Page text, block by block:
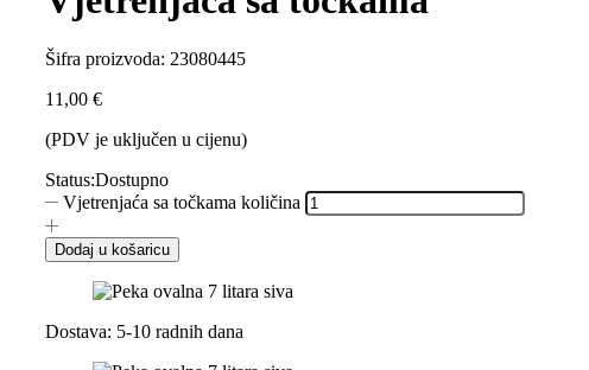
Šifra proizvoda: 23080445
11,00 €
(PDV je uključen u cijenu)
Status:Dostupno
Vjetrenjaća sa točkama količina
Dodaj u košaricu
Dostava: 5-10 radnih dana